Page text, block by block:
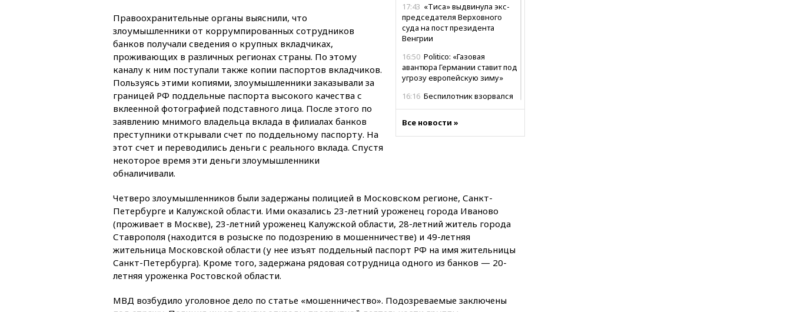
17:43 «Тиса» выдвинула экс-
председателя Верховного
суда на пост президента
Венгрии
16:50 Politico: «Газовая
авантюра Германии ставит под
угрозу европейскую зиму»
16:16 Беспилотник взорвался
15:25При атаке БПЛА в
14:43 Турция ограничила
судоходство в Черном море
14:20
Генпрокурором США
стал Тодд Бланш
13:37Пляжи Геленджика
погранконтроль для
Все новости »
Правоохранительные органы выяснили, что
злоумышленники от коррумпированных сотрудников
банков получали сведения о крупных вкладчиках,
проживающих в различных регионах страны. По этому
каналу к ним поступали также копии паспортов вкладчиков.
Пользуясь этими копиями, злоумышленники заказывали за
границей РФ поддельные паспорта высокого качества с
вклеенной фотографией подставного лица. После этого по
заявлению мнимого владельца вклада в филиалах банков
преступники открывали счет по поддельному паспорту. На
этот счет и переводились деньги с реального вклада. Спустя
некоторое время эти деньги злоумышленники
обналичивали.
Четверо злоумышленников были задержаны полицией в Московском регионе, Санкт-
Петербурге и Калужской области. Ими оказались 23-летний уроженец города Иваново
(проживает в Москве), 23-летний уроженец Калужской области, 28-летний житель города
Ставрополя (находится в розыске по подозрению в мошенничестве) и 49-летняя
жительница Московской области (у нее изъят поддельный паспорт РФ на имя жительницы
Санкт-Петербурга). Кроме того, задержана рядовая сотрудница одного из банков — 20-
летняя уроженка Ростовской области.
МВД возбудило уголовное дело по статье «мошенничество». Подозреваемые заключены